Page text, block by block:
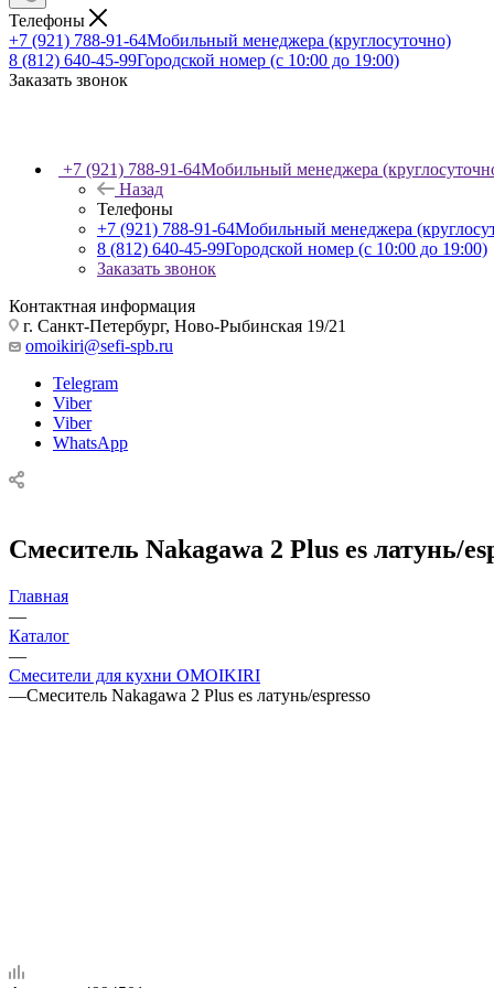
Телефоны
+7 (921) 788-91-64Мобильный менеджера (круглосуточно)
8 (812) 640-45-99Городской номер (с 10:00 до 19:00)
Заказать звонок
+7 (921) 788-91-64Мобильный менеджера
Назад
Телефоны
+7 (921) 788-91-64Мобильный менеджера
8 (812) 640-45-99Городской номер (с 10:00 до 19:00)
Заказать звонок
Контактная информация
г. Санкт-Петербург, Ново-Рыбинская 19/21
omoikiri@sefi-spb.ru
Telegram
Viber
Viber
WhatsApp
Смеситель Nakagawa 2 Plus es латунь/
Главная
—
Каталог
—
Смесители для кухни OMOIKIRI
—Смеситель Nakagawa 2 Plus es латунь/espresso